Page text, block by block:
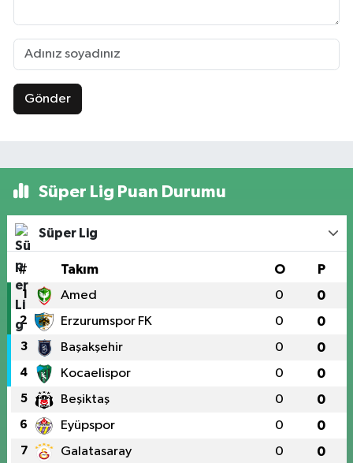
Gönder
Süper Lig Puan Durumu
Süper Lig
# Takım O P
1 Amed 0 0
2 Erzurumspor FK 0 0
3 Başakşehir 0 0
4 Kocaelispor 0 0
5 Beşiktaş 0 0
6 Eyüpspor 0 0
7 Galatasaray 0 0